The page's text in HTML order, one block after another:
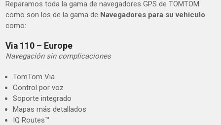
Reparamos toda la gama de navegadores GPS de TOMTOM
como son los de la gama de Navegadores para su vehículo
como:
Via 110 – Europe
Navegación sin complicaciones
TomTom Via
Control por voz
Soporte integrado
Mapas más detallados
IQ Routes™